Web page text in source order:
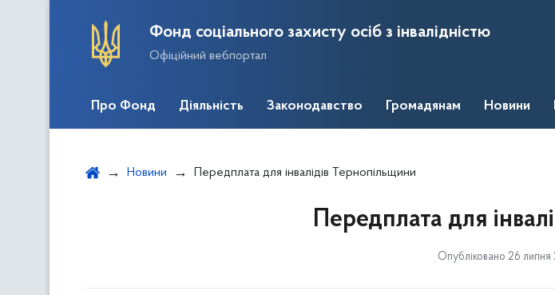
Фонд соціального захисту осіб з інвалідністю
Офіційний вебпортал
Про Фонд Діяльність Законодавство Громадянам Новини
Новини Передплата для інвалідів Тернопільщини
Передплата для
Опубліковано 26 липня